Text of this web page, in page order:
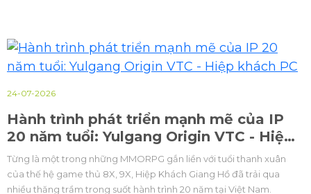
24-07-2026
Hành trình phát triển mạnh mẽ của IP
20 năm tuổi: Yulgang Origin VTC - Hiệp
khách PC
Từng là một trong những MMORPG gắn liền với tuổi thanh xuân
của thế hệ game thủ 8X, 9X, Hiệp Khách Giang Hồ đã trải qua
nhiều thăng trầm trong suốt hành trình 20 năm tại Việt Nam.